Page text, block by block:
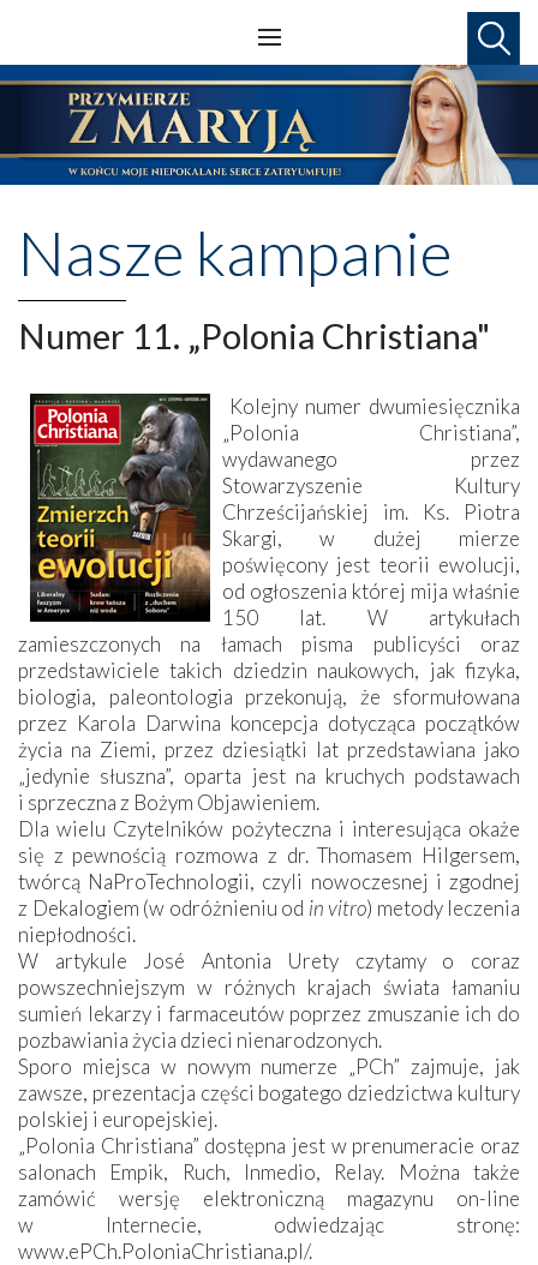
Nasze kampanie
Numer 11. „Polonia Christiana"
Kolejny numer dwumiesięcznika
„Polonia Christiana”,
wydawanego przez
Stowarzyszenie Kultury
Chrześcijańskiej im. Ks. Piotra
Skargi, w dużej mierze
poświęcony jest teorii ewolucji,
od ogłoszenia której mija właśnie
150 lat. W artykułach
zamieszczonych na łamach pisma publicyści oraz
przedstawiciele takich dziedzin naukowych, jak fizyka,
biologia, paleontologia przekonują, że sformułowana
przez Karola Darwina koncepcja dotycząca początków
życia na Ziemi, przez dziesiątki lat przedstawiana jako
„jedynie słuszna”, oparta jest na kruchych podstawach
i sprzeczna z Bożym Objawieniem.
Dla wielu Czytelników pożyteczna i interesująca okaże
się z pewnością rozmowa z dr. Thomasem Hilgersem,
twórcą NaProTechnologii, czyli nowoczesnej i zgodnej
z Dekalogiem (w odróżnieniu od in vitro) metody leczenia
niepłodności.
W artykule José Antonia Urety czytamy o coraz
powszechniejszym w różnych krajach świata łamaniu
sumień lekarzy i farmaceutów poprzez zmuszanie ich do
pozbawiania życia dzieci nienarodzonych.
Sporo miejsca w nowym numerze „PCh” zajmuje, jak
zawsze, prezentacja części bogatego dziedzictwa kultury
polskiej i europejskiej.
„Polonia Christiana” dostępna jest w prenumeracie oraz
salonach Empik, Ruch, Inmedio, Relay. Można także
zamówić wersję elektroniczną magazynu on-line
w Internecie, odwiedzając stronę:
www.ePCh.PoloniaChristiana.pl/.